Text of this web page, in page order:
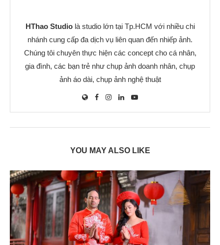
HThao Studiolà studio lớn tại Tp.HCM với nhiều chi
nhánh cung cấp đa dịch vụ liên quan đến nhiếp ảnh.
Chúng tôi chuyên thực hiện các concept cho cá nhân,
gia đình, các bạn trẻ như chụp ảnh doanh nhân, chụp
ảnh áo dài, chụp ảnh nghệ thuật
YOU MAY ALSO LIKE